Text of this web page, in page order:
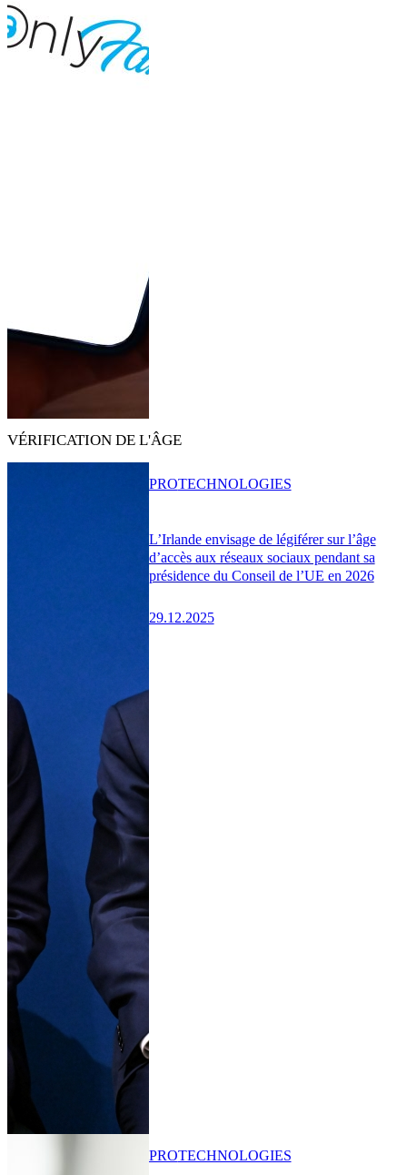
VÉRIFICATION DE L'ÂGE
L’Irlande envisage de légiférer sur l’âge
d’accès aux réseaux sociaux pendant sa
présidence du Conseil de l’UE en 2026
29.12.2025
PROTECHNOLOGIES
PROTECHNOLOGIES